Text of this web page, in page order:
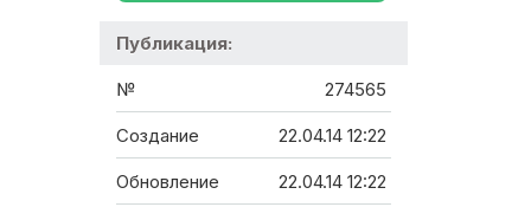
Публикация:
№ 274565
Создание 22.04.14 12:22
Обновление 22.04.14 12:22